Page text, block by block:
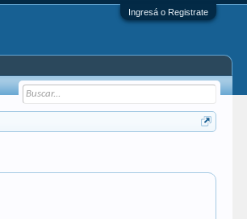
Ingresá o Registrate